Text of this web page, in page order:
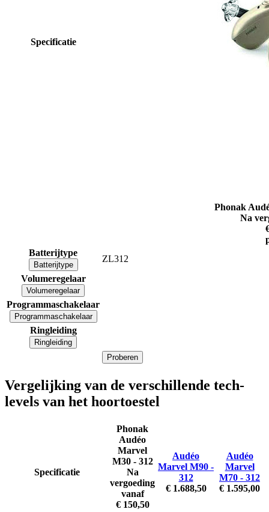
Specificatie
Phonak
Na
Batterijtype
Batterijtype
ZL312
Volumeregelaar
Volumeregelaar
Programmaschakelaar
Programmaschakelaar
Ringleiding
Ringleiding
Proberen
Vergelijking van de verschillende tech-
levels van het hoortoestel
Specificatie
Phonak
Audéo
Marvel
M30 - 312
Na
vergoeding
vanaf
€ 150,50
Audéo
Marvel M90 -
312
€ 1.688,50
Audéo
Marvel
M70 - 312
€ 1.595,00